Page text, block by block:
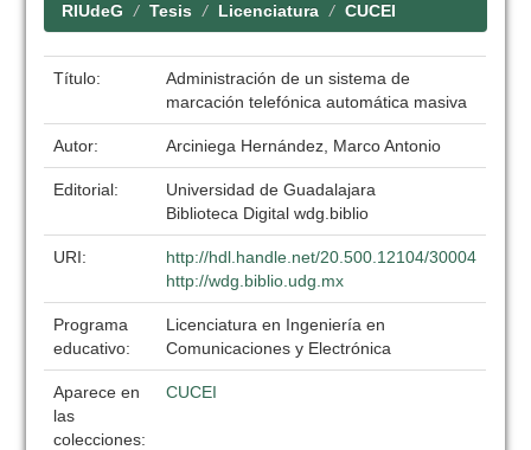
RIUdeG Tesis Licenciatura CUCEI
Título:
Administración de un sistema de
marcación telefónica automática masiva
Autor: Arciniega Hernández, Marco Antonio
Editorial:
Universidad de Guadalajara
Biblioteca Digital wdg.biblio
URI:
http://hdl.handle.net/20.500.12104/30004
http://wdg.biblio.udg.mx
Programa
educativo:
Licenciatura en Ingeniería en
Comunicaciones y Electrónica
Aparece en
las
colecciones:
CUCEI